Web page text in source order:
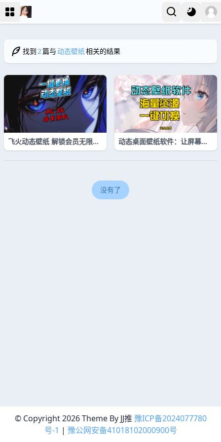
找到2篇与动态壁纸相关的结果
飞火动态壁纸 解锁会员无限制
版
动态桌面壁纸软件：让屏幕风
景随心情而变
没有了
© Copyright 2026 Theme By JJ推 豫ICP备2024077780
号-1 | 豫公网安备41018102000900号